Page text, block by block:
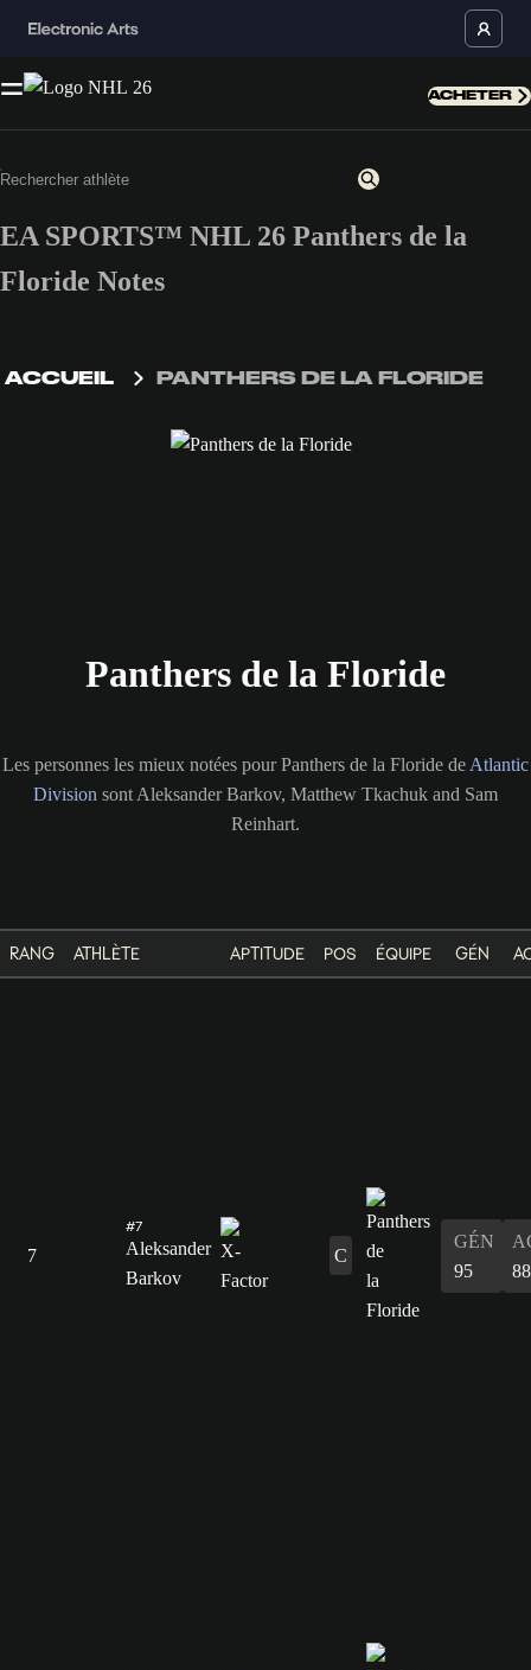
ACHETER
EA SPORTS™ NHL 26 Panthers de la
Floride Notes
ACCUEIL PANTHERS DE LA FLORIDE
Panthers de la Floride
Les personnes les mieux notées pour Panthers de la Floride de Atlantic
Division sont Aleksander Barkov, Matthew Tkachuk and Sam
Reinhart.
RANG ATHLÈTE APTITUDE POS ÉQUIPE GÉN
7
#7
Aleksander
Barkov
C
GÉN
95
88